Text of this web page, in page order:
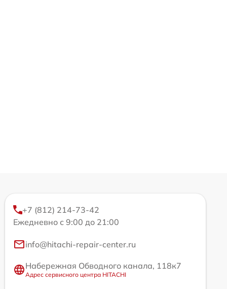
+7 (812) 214-73-42
Ежедневно с 9:00 до 21:00
info@hitachi-repair-center.ru
Набережная Обводного канала, 118к7
Адрес сервисного центра HITACHI